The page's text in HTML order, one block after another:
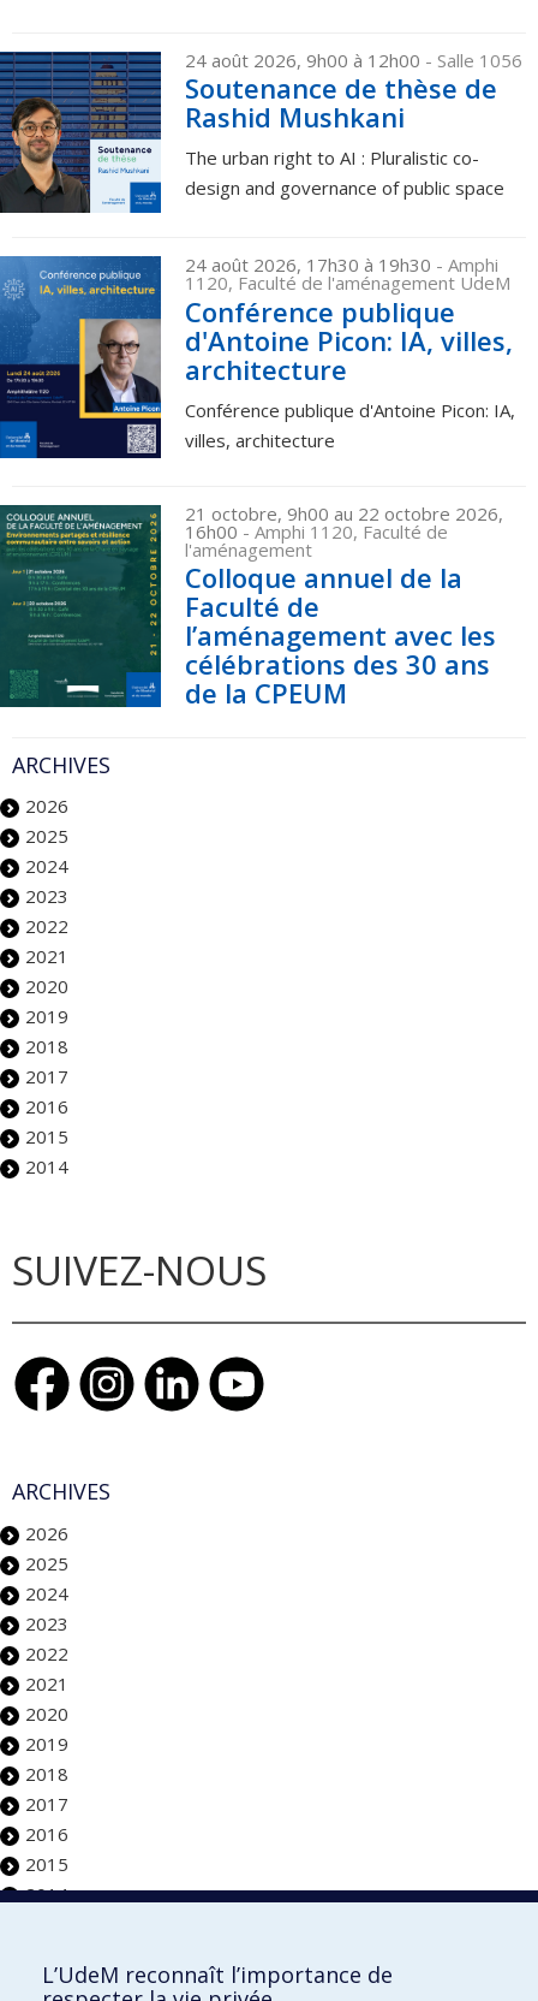
24 août 2026, 9h00 à 12h00 - Salle 1056
Soutenance de thèse de
Rashid Mushkani
The urban right to AI : Pluralistic co-
design and governance of public space
24 août 2026, 17h30 à 19h30 - Amphi
1120, Faculté de l'aménagement UdeM
Conférence publique
d'Antoine Picon: IA, villes,
architecture
Conférence publique d'Antoine Picon: IA,
villes, architecture
21 octobre, 9h00 au 22 octobre 2026,
16h00 - Amphi 1120, Faculté de
l'aménagement
Colloque annuel de la
Faculté de
l’aménagement avec les
célébrations des 30 ans
de la CPEUM
ARCHIVES
2026
2025
2024
2023
2022
2021
2020
2019
2018
2017
2016
2015
2014
SUIVEZ-NOUS
ARCHIVES
2026
2025
2024
2023
2022
2021
2020
2019
2018
2017
2016
2015
2014
Faculté de l'aménagement
L’UdeM reconnaît l’importance de